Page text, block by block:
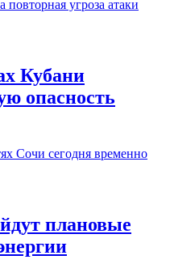
Кубани
опасность
плановые